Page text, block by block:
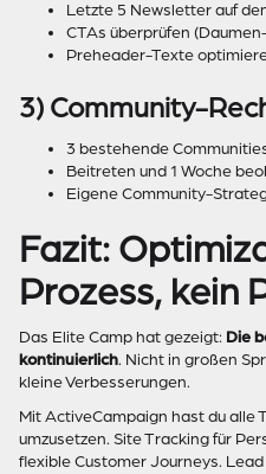
Letzte 5 Newsletter auf
CTAs überprüfen
Preheader-Texte
3) Community-
3 bestehende
Beitreten und 1 Woche
Eigene Community-
Fazit:
Prozess, kein
Das Elite Camp hat gezeigt: Die
kontinuierlich. Nicht in großen
kleine Verbesserungen.
Mit ActiveCampaign hast du alle
umzusetzen. Site Tracking für
flexible Customer Journeys.